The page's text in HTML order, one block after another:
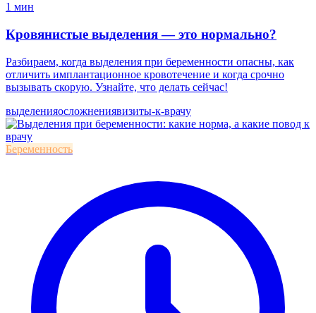
1 мин
Кровянистые выделения — это нормально?
Разбираем, когда выделения при беременности опасны, как
отличить имплантационное кровотечение и когда срочно
вызывать скорую. Узнайте, что делать сейчас!
выделенияосложнениявизиты-к-врачу
Беременность